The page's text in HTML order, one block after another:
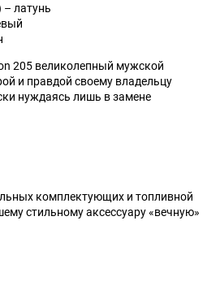
– латунь
205 великолепный мужской
и правдой своему владельцу
нуждаясь лишь в замене
комплектующих и топливной
стильному аксессуару «вечную»